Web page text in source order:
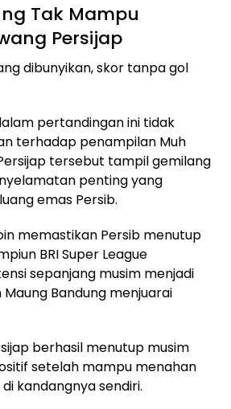
Tak Mampu
Persijap
dibunyikan, skor tanpa gol
pertandingan ini tidak
terhadap penampilan Muh
tersebut tampil gemilang
penting yang
emas Persib.
memastikan Persib menutup
BRI Super League
sepanjang musim menjadi
Bandung menjuarai
berhasil menutup musim
setelah mampu menahan
kandangnya sendiri.